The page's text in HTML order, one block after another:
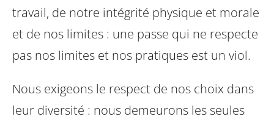
travail, de notre intégrité physique et morale
et de nos limites : une passe qui ne respecte
pas nos limites et nos pratiques est un viol.
Nous exigeons le respect de nos choix dans
leur diversité : nous demeurons les seules